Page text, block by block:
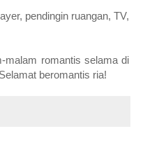
pendingin ruangan, TV,
malam romantis selama di
beromantis ria!